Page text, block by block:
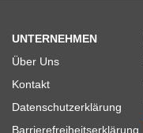
UNTERNEHMEN
Über Uns
Kontakt
Datenschutzerklärung
Barrierefreiheitserklärung